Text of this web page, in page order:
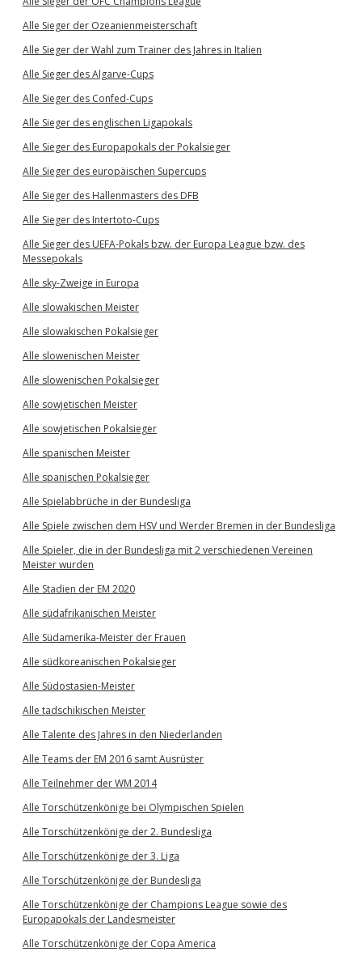
Alle Sieger der Ozeanienmeisterschaft
Alle Sieger der Wahl zum Trainer des Jahres in Italien
Alle Sieger des Algarve-Cups
Alle Sieger des Confed-Cups
Alle Sieger des englischen Ligapokals
Alle Sieger des Europapokals der Pokalsieger
Alle Sieger des europäischen Supercups
Alle Sieger des Hallenmasters des DFB
Alle Sieger des Intertoto-Cups
Alle Sieger des UEFA-Pokals bzw. der Europa League bzw. des
Messepokals
Alle sky-Zweige in Europa
Alle slowakischen Meister
Alle slowakischen Pokalsieger
Alle slowenischen Meister
Alle slowenischen Pokalsieger
Alle sowjetischen Meister
Alle sowjetischen Pokalsieger
Alle spanischen Meister
Alle spanischen Pokalsieger
Alle Spielabbrüche in der Bundesliga
Alle Spiele zwischen dem HSV und Werder Bremen in der Bundesliga
Alle Spieler, die in der Bundesliga mit 2 verschiedenen Vereinen
Meister wurden
Alle Stadien der EM 2020
Alle südafrikanischen Meister
Alle Südamerika-Meister der Frauen
Alle südkoreanischen Pokalsieger
Alle Südostasien-Meister
Alle tadschikischen Meister
Alle Talente des Jahres in den Niederlanden
Alle Teams der EM 2016 samt Ausrüster
Alle Teilnehmer der WM 2014
Alle Torschützenkönige bei Olympischen Spielen
Alle Torschützenkönige der 2. Bundesliga
Alle Torschützenkönige der 3. Liga
Alle Torschützenkönige der Bundesliga
Alle Torschützenkönige der Champions League sowie des
Europapokals der Landesmeister
Alle Torschützenkönige der Copa America